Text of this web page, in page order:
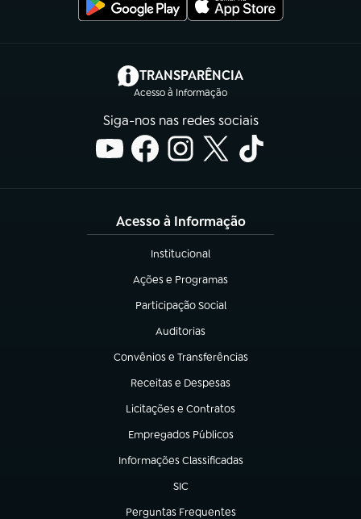
TRANSPARÊNCIA
Acesso à Informação
(abre em nova aba)
Siga-nos nas redes sociais
Acesso à Informação
Institucional
(abre em nova aba)
Ações e Programas
(abre em nova aba)
Participação Social
(abre em nova aba)
Auditorias
(abre em nova aba)
Convênios e Transferências
(abre em nova aba)
Receitas e Despesas
(abre em nova aba)
Licitações e Contratos
(abre em nova aba)
Empregados Públicos
(abre em nova aba)
Informações Classificadas
(abre em nova aba)
SIC
(abre em nova aba)
Perguntas Frequentes